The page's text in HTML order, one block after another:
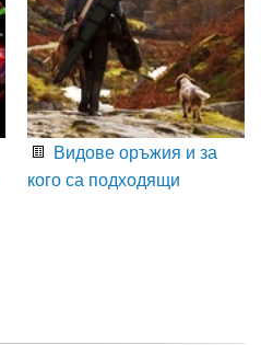
Видове оръжия и за
кого са подходящи